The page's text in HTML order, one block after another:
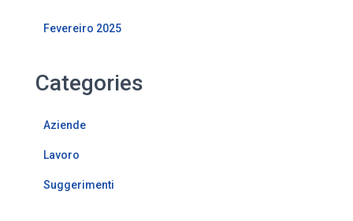
Fevereiro 2025
Categories
Aziende
Lavoro
Suggerimenti